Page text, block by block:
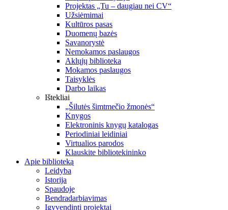
Projektas „Tu – daugiau nei CV“
Užsiėmimai
Kultūros pasas
Duomenų bazės
Savanorystė
Nemokamos paslaugos
Aklųjų biblioteka
Mokamos paslaugos
Taisyklės
Darbo laikas
Ištekliai
„Šilutės šimtmečio žmonės“
Knygos
Elektroninis knygų katalogas
Periodiniai leidiniai
Virtualios parodos
Klauskite bibliotekininko
Apie biblioteką
Leidyba
Istorija
Spaudoje
Bendradarbiavimas
Įgyvendinti projektai